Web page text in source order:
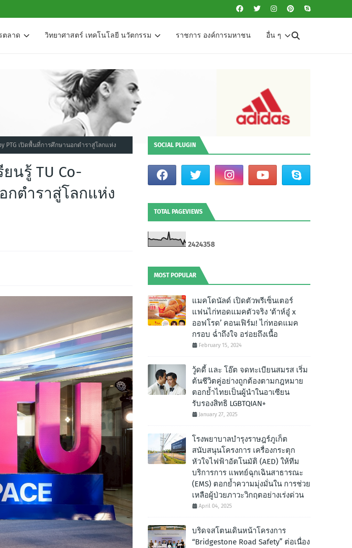
ตลาด วิทยาศาสตร์ เทคโนโลยี นวัตกรรม ราชการ องค์การมหาชน อื่น ๆ
PTG เปิดพื้นที่การศึกษานอกตำราสู่โลกแห่ง
นรู้ TU Co-
กตำราสู่โลกแห่ง
SOCIAL PLUGIN
TOTAL PAGEVIEWS
2424358
MOST POPULAR
แมคโดนัลด์ เปิดตัวพรีเซ็นเตอร์
แฟนไก่ทอดแมคตัวจริง ‘ต้าห์อู๋ x
ออฟโรด’ คอนเฟิร์ม! ไก่ทอดแมค
กรอบ ฉํ่าถึงใจ อร่อยถึงเนื้อ
February 15, 2024
วู้ดดี้ และ โอ๊ต จดทะเบียนสมรส เริ่ม
ต้นชีวิตคู่อย่างถูกต้องตามกฎหมาย
ตอกย้ำไทยเป็นผู้นำในอาเซียน
รับรองสิทธิ LGBTQIAN+
January 27, 2025
โรงพยาบาลบำรุงราษฎร์ภูเก็ต
สนับสนุนโครงการ เครื่องกระตุก
หัวใจไฟฟ้าอัตโนมัติ (AED) ให้ทีม
บริการการ แพทย์ฉุกเฉินสาธารณะ
(EMS) ตอกย้ำความมุ่งมั่นใน การช่วย
เหลือผู้ป่วยภาวะวิกฤตอย่างเร่งด่วน
April 04, 2025
บริดจสโตนเดินหน้าโครงการ
“Bridgestone Road Safety” ต่อเนื่อง